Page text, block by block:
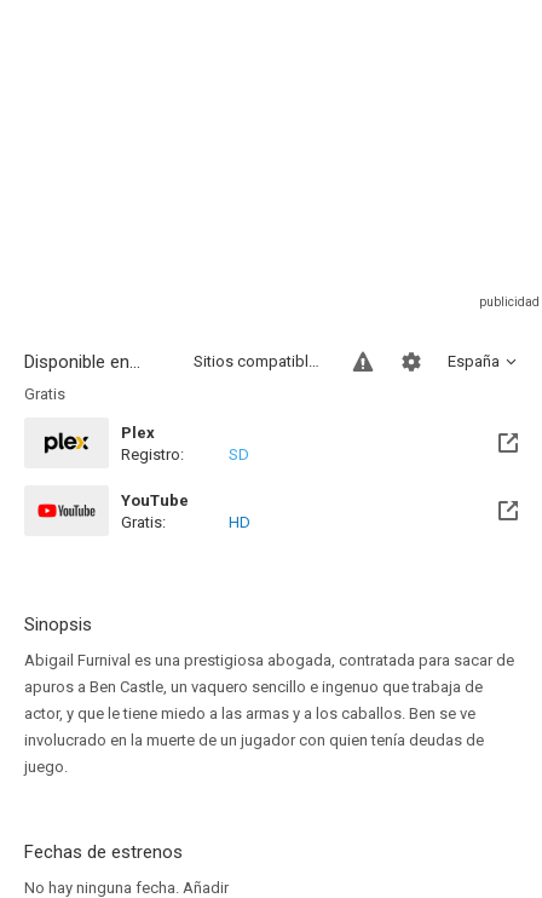
Disponible en... España
Sitios compatibles
Gratis
Plex
Registro:
SD
YouTube
Gratis:
HD
Sinopsis
Abigail Furnival es una prestigiosa abogada, contratada para sacar de
apuros a Ben Castle, un vaquero sencillo e ingenuo que trabaja de
actor, y que le tiene miedo a las armas y a los caballos. Ben se ve
involucrado en la muerte de un jugador con quien tenía deudas de
juego.
Fechas de estrenos
No hay ninguna fecha. Añadir